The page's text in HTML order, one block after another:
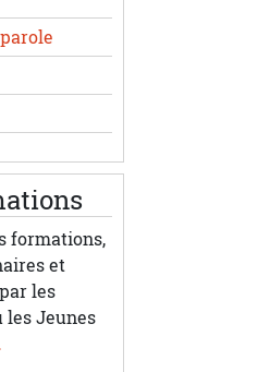
formations,
et
les
les Jeunes